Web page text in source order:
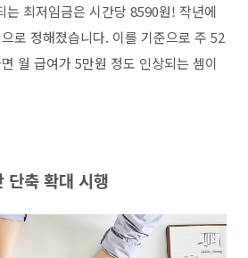
는 최저임금은 시간당 8590원! 작년에
로 정해졌습니다. 이를 기준으로 주 52
월 급여가 5만원 정도 인상되는 셈이
단축 확대 시행